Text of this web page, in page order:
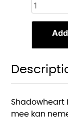
Shadowheart
mee kan